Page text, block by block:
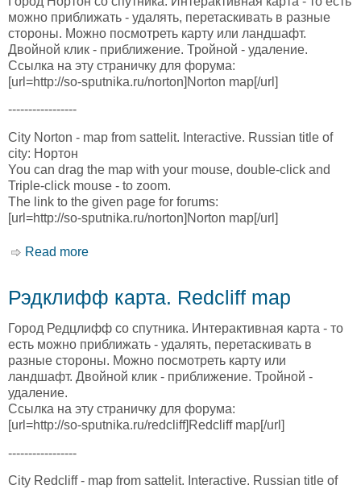
можно приближать - удалять, перетаскивать в разные
стороны. Можно посмотреть карту или ландшафт.
Двойной клик - приближение. Тройной - удаление.
Ссылка на эту страничку для форума:
[url=http://so-sputnika.ru/norton]Norton map[/url]
-----------------
City Norton - map from sattelit. Interactive. Russian title of
city: Нортон
You can drag the map with your mouse, double-click and
Triple-click mouse - to zoom.
The link to the given page for forums:
[url=http://so-sputnika.ru/norton]Norton map[/url]
Read more
Рэдклифф карта. Redcliff map
Город Редцлифф со спутника. Интерактивная карта - то
есть можно приближать - удалять, перетаскивать в
разные стороны. Можно посмотреть карту или
ландшафт. Двойной клик - приближение. Тройной -
удаление.
Ссылка на эту страничку для форума:
[url=http://so-sputnika.ru/redcliff]Redcliff map[/url]
-----------------
City Redcliff - map from sattelit. Interactive. Russian title of